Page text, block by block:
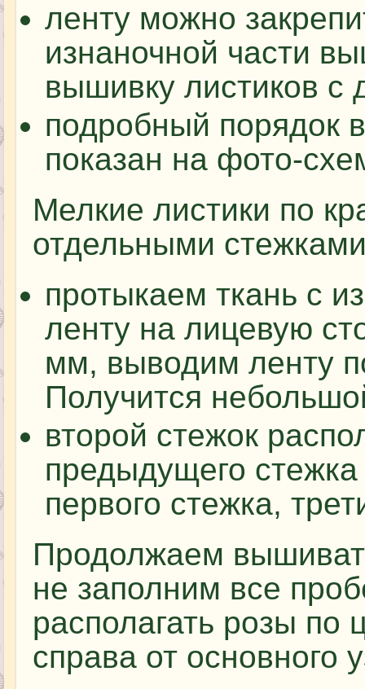
ленту можно
изнаночной части
вышивку листиков с
подробный порядок
показан на фото-
Мелкие листики по
отдельными
протыкаем ткань с
ленту на лицевую
мм, выводим ленту
Получится
второй стежок
предыдущего
первого стежка,
Продолжаем
не заполним все
располагать розы по
справа от основного